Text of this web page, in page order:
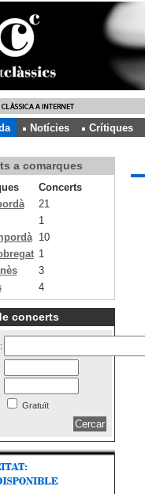
Notícies Crítiques
a comarques
Concerts
21
1
10
1
3
4
concerts
Gratuït